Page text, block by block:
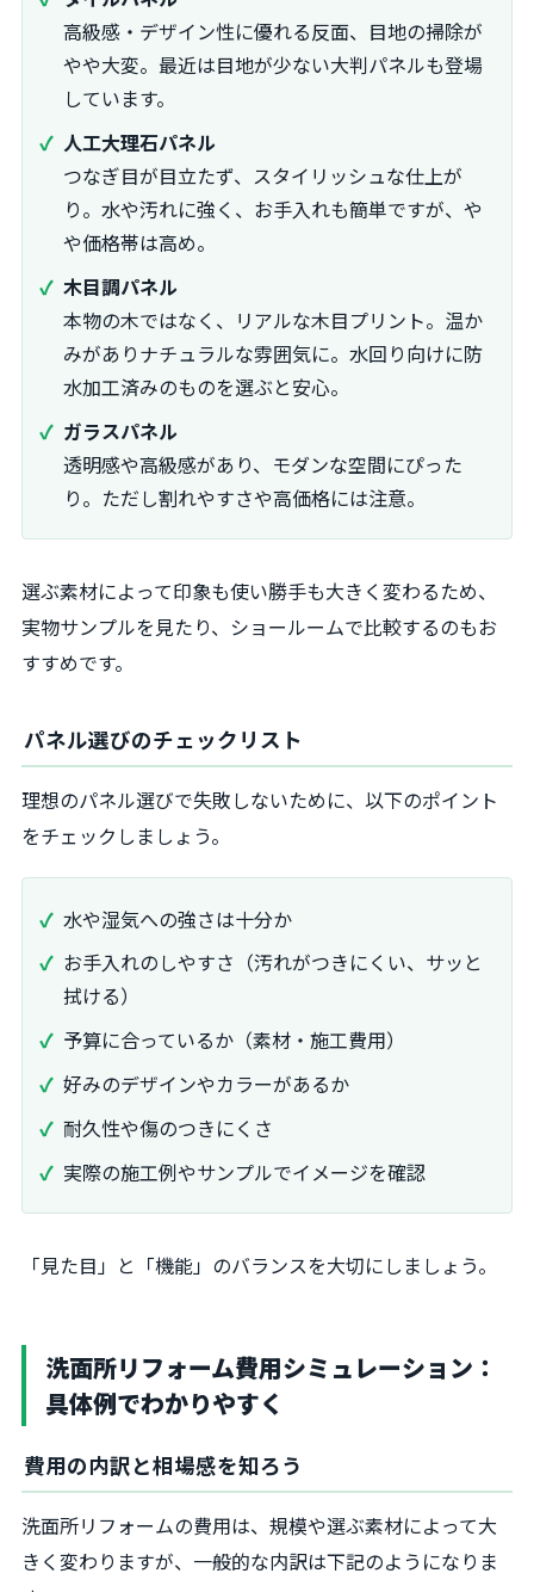
高級感・デザイン性に優れる反面、目地の掃除が
やや大変。最近は目地が少ない大判パネルも登場
しています。
人工大理石パネル
つなぎ目が目立たず、スタイリッシュな仕上が
り。水や汚れに強く、お手入れも簡単ですが、や
や価格帯は高め。
木目調パネル
本物の木ではなく、リアルな木目プリント。温か
みがありナチュラルな雰囲気に。水回り向けに防
水加工済みのものを選ぶと安心。
ガラスパネル
透明感や高級感があり、モダンな空間にぴった
り。ただし割れやすさや高価格には注意。
選ぶ素材によって印象も使い勝手も大きく変わるため、
実物サンプルを見たり、ショールームで比較するのもお
すすめです。
パネル選びのチェックリスト
理想のパネル選びで失敗しないために、以下のポイント
をチェックしましょう。
水や湿気への強さは十分か
お手入れのしやすさ（汚れがつきにくい、サッと
拭ける）
予算に合っているか（素材・施工費用）
好みのデザインやカラーがあるか
耐久性や傷のつきにくさ
実際の施工例やサンプルでイメージを確認
「見た目」と「機能」のバランスを大切にしましょう。
洗面所リフォーム費用シミュレーション：
具体例でわかりやすく
費用の内訳と相場感を知ろう
洗面所リフォームの費用は、規模や選ぶ素材によって大
きく変わりますが、一般的な内訳は下記のようになりま